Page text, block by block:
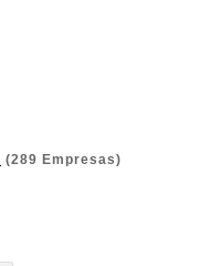
(289 Empresas)